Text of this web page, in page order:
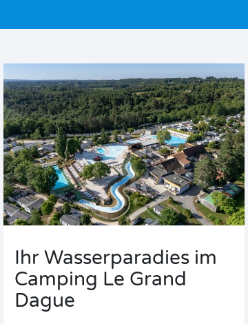
Ihr Wasserparadies im
Camping Le Grand
Dague